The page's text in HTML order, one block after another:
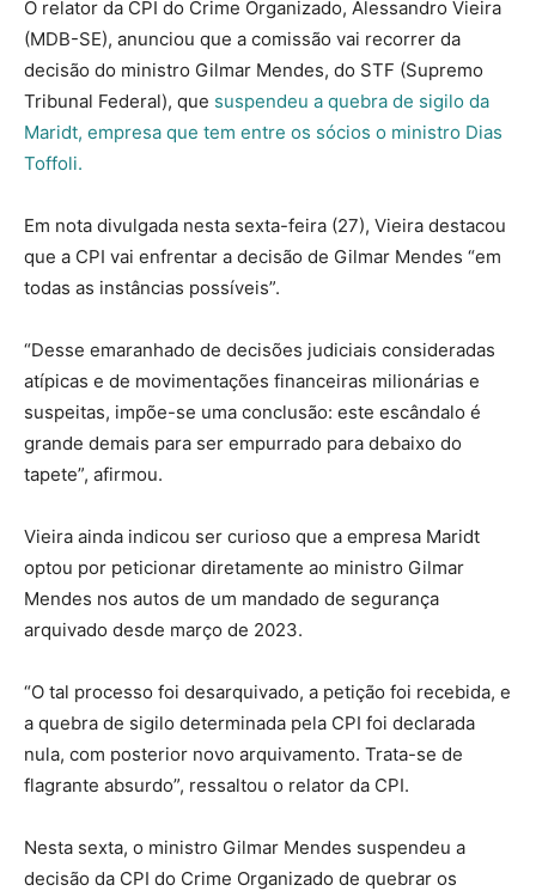
O relator da CPI do Crime Organizado, Alessandro Vieira
(MDB-SE), anunciou que a comissão vai recorrer da
decisão do ministro Gilmar Mendes, do STF (Supremo
Tribunal Federal), que suspendeu a quebra de sigilo da
Maridt, empresa que tem entre os sócios o ministro Dias
Toffoli.
Em nota divulgada nesta sexta-feira (27), Vieira destacou
que a CPI vai enfrentar a decisão de Gilmar Mendes “em
todas as instâncias possíveis”.
“Desse emaranhado de decisões judiciais consideradas
atípicas e de movimentações financeiras milionárias e
suspeitas, impõe-se uma conclusão: este escândalo é
grande demais para ser empurrado para debaixo do
tapete”, afirmou.
Vieira ainda indicou ser curioso que a empresa Maridt
optou por peticionar diretamente ao ministro Gilmar
Mendes nos autos de um mandado de segurança
arquivado desde março de 2023.
“O tal processo foi desarquivado, a petição foi recebida, e
a quebra de sigilo determinada pela CPI foi declarada
nula, com posterior novo arquivamento. Trata-se de
flagrante absurdo”, ressaltou o relator da CPI.
Nesta sexta, o ministro Gilmar Mendes suspendeu a
decisão da CPI do Crime Organizado de quebrar os